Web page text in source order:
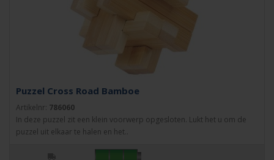
Puzzel Cross Road Bamboe
Artikelnr: 786060
In deze puzzel zit een klein voorwerp opgesloten. Lukt het u om de
puzzel uit elkaar te halen en het..